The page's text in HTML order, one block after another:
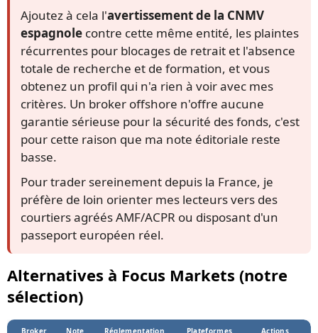
Ajoutez à cela l'avertissement de la CNMV
espagnole contre cette même entité, les plaintes
récurrentes pour blocages de retrait et l'absence
totale de recherche et de formation, et vous
obtenez un profil qui n'a rien à voir avec mes
critères. Un broker offshore n'offre aucune
garantie sérieuse pour la sécurité des fonds, c'est
pour cette raison que ma note éditoriale reste
basse.
Pour trader sereinement depuis la France, je
préfère de loin orienter mes lecteurs vers des
courtiers agréés AMF/ACPR ou disposant d'un
passeport européen réel.
Alternatives à Focus Markets (notre
sélection)